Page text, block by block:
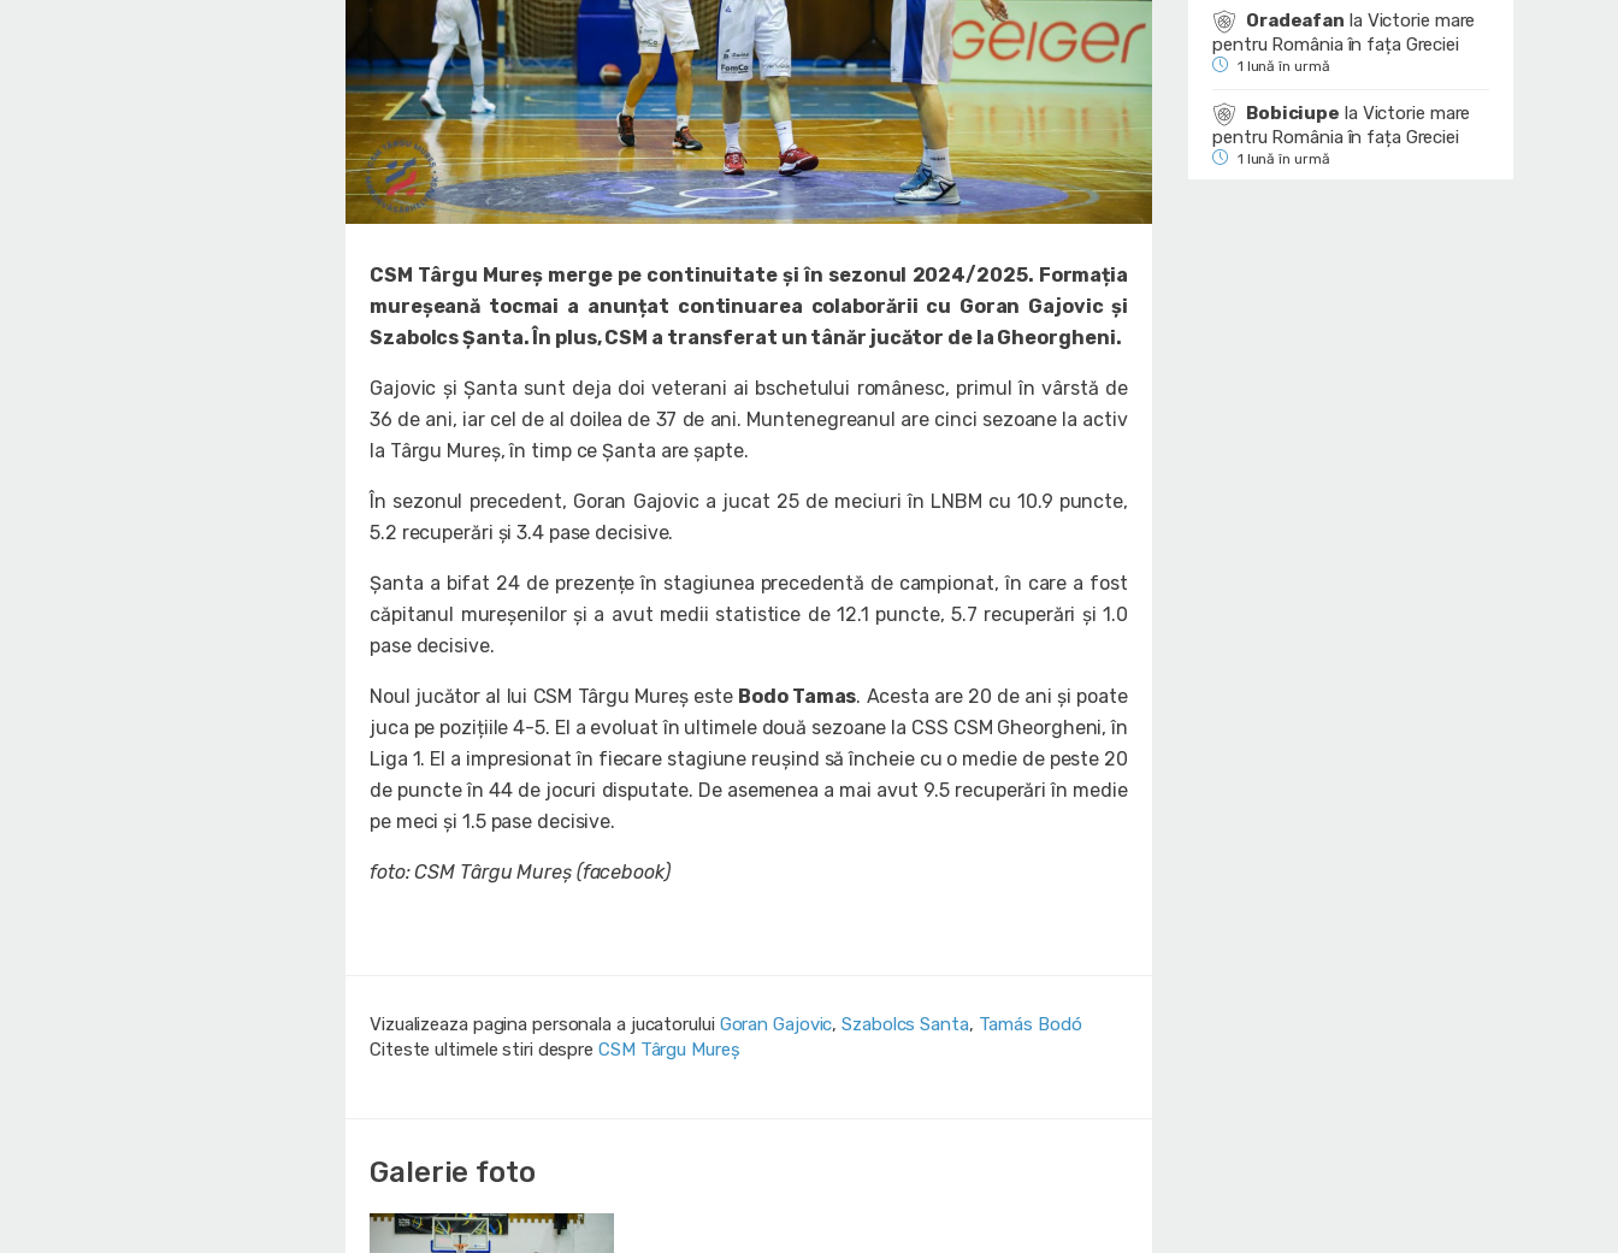
CSM Târgu Mureș merge pe continuitate și în sezonul 2024/2025. Formația
mureșeană tocmai a anunțat continuarea colaborării cu Goran Gajovic și
Szabolcs Șanta. În plus, CSM a transferat un tânăr jucător de la Gheorgheni.
Gajovic și Șanta sunt deja doi veterani ai bschetului românesc, primul în vârstă de
36 de ani, iar cel de al doilea de 37 de ani. Muntenegreanul are cinci sezoane la activ
la Târgu Mureș, în timp ce Șanta are șapte.
În sezonul precedent, Goran Gajovic a jucat 25 de meciuri în LNBM cu 10.9 puncte,
5.2 recuperări și 3.4 pase decisive.
Șanta a bifat 24 de prezențe în stagiunea precedentă de campionat, în care a fost
căpitanul mureșenilor și a avut medii statistice de 12.1 puncte, 5.7 recuperări și 1.0
pase decisive.
Noul jucător al lui CSM Târgu Mureș este Bodo Tamas. Acesta are 20 de ani și poate
juca pe pozițiile 4-5. El a evoluat în ultimele două sezoane la CSS CSM Gheorgheni, în
Liga 1. El a impresionat în fiecare stagiune reușind să încheie cu o medie de peste 20
de puncte în 44 de jocuri disputate. De asemenea a mai avut 9.5 recuperări în medie
pe meci și 1.5 pase decisive.
foto: CSM Târgu Mureș (facebook)
Vizualizeaza pagina personala a jucatorului Goran Gajovic,Szabolcs Santa, Tamás Bodó
Citeste ultimele stiri despre CSM Târgu Mureș
Galerie foto
Oradeafan la Victorie mare
pentru România în fața Greciei
1 lună în urmă
Bobiciupe la Victorie mare
pentru România în fața Greciei
1 lună în urmă